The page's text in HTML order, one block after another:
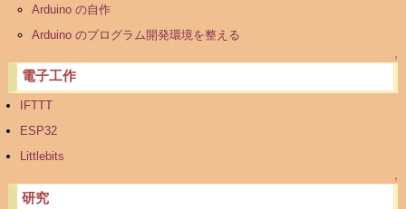
Arduino の自作
Arduino のプログラム開発環境を整える
↑
電子工作
IFTTT
ESP32
Littlebits
↑
研究